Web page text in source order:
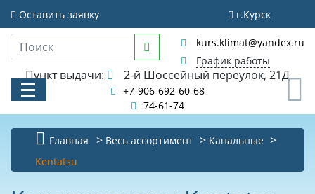
Оставить заявку г.Курск
kurs.klimat@yandex.ru
График работы
Пункт выдачи: 2-й Шоссейный переулок, 21Д
+7-906-692-60-68
74-61-74
КАТАЛОГ
АКЦИИ И РАСПРОДАЖИ
Главная Весь ассортимент
Канальные
Kentatsu
Фильтр
Очистить фильтр
Стоимость
Рекомендуемая
помещения